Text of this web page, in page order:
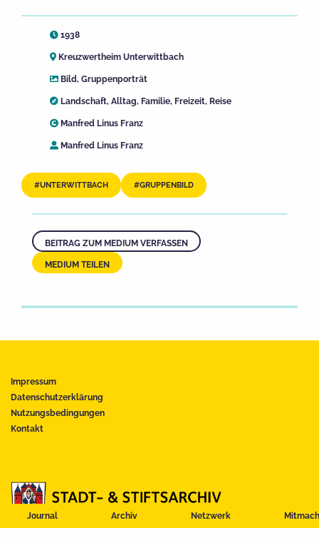
Journal Archiv Netzwerk
1938
Kreuzwertheim Unterwittbach
Bild, Gruppenporträt
Landschaft, Alltag, Familie, Freizeit, Reise
Manfred Linus Franz
Manfred Linus Franz
UNTERWITTBACH GRUPPENBILD
BEITRAG ZUM MEDIUM VERFASSEN
MEDIUM TEILEN
Impressum
Datenschutzerklärung
Nutzungsbedingungen
Kontakt